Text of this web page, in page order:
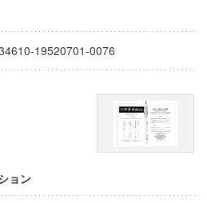
ングプログラム「超成熟社会発展のサ
19520701-0076
ョン